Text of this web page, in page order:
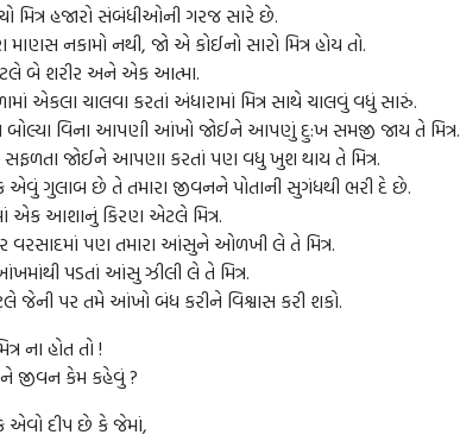
મિત્ર હજારો સંબંધીઓની ગરજ સારે છે.
નકામો નથી, જો એ કોઈનો સારો મિત્ર હોય તો.
બે શરીર અને એક આત્મા.
એકલા ચાલવા કરતાં અંધારામાં મિત્ર સાથે ચાલવું વધું સારું.
વિના આપણી આંખો જોઈને આપણું દુ:ખ સમજી જાય તે મિત્ર.
જોઈને આપણા કરતાં પણ વધુ ખુશ થાય તે મિત્ર.
એવું ગુલાબ છે તે તમારા જીવનને પોતાની સુગંધથી ભરી દે છે.
એક આશાનું કિરણ એટલે મિત્ર.
વરસાદમાં પણ તમારા આંસુને ઓળખી લે તે મિત્ર.
પડતાં આંસુ ઝીલી લે તે મિત્ર.
જેની પર તમે આંખો બંધ કરીને વિશ્વાસ કરી શકો.
ના હોત તો !
જીવન કેમ કહેવું ?
એવો દીપ છે કે જેમાં,